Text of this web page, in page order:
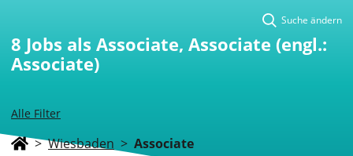
Alle Filter
Suche ändern
8 Jobs als Associate, Associate (engl.:
Associate)
> Wiesbaden > Associate